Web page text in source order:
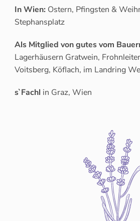
In Wien: Ostern, Pfingsten &
Stephansplatz
Als Mitglied von gutes vom
Lagerhäusern Gratwein,
Voitsberg, Köflach, im Landring
s`Fachl in Graz, Wien